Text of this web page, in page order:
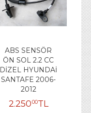
ABS SENSÖR
ÖN SOL 2.2 CC
DİZEL HYUNDAİ
SANTAFE 2006-
2012
2.25000TL